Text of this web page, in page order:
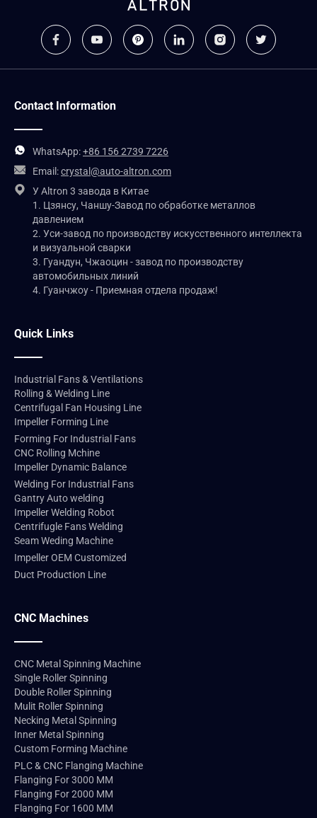
Contact Information
WhatsApp:+86 156 2739 7226
Email:crystal@auto-altron.com
У Altron 3 завода в Китае
1. Цзянсу, Чаншу-Завод по обработке металлов
давлением
2. Уси-завод по производству искусственного интеллекта
и визуальной сварки
3. Гуандун, Чжаоцин - завод по производству
автомобильных линий
4. Гуанчжоу - Приемная отдела продаж!
Quick Links
Industrial Fans & Ventilations
Rolling & Welding Line
Centrifugal Fan Housing Line
Impeller Forming Line
Forming For Industrial Fans
CNC Rolling Mchine
Impeller Dynamic Balance
Welding For Industrial Fans
Gantry Auto welding
Impeller Welding Robot
Centrifugle Fans Welding
Seam Weding Machine
Impeller OEM Customized
Duct Production Line
CNC Machines
CNC Metal Spinning Machine
Single Roller Spinning
Double Roller Spinning
Mulit Roller Spinning
Necking Metal Spinning
Inner Metal Spinning
Custom Forming Machine
PLC & CNC Flanging Machine
Flanging For 3000 MM
Flanging For 2000 MM
Flanging For 1600 MM